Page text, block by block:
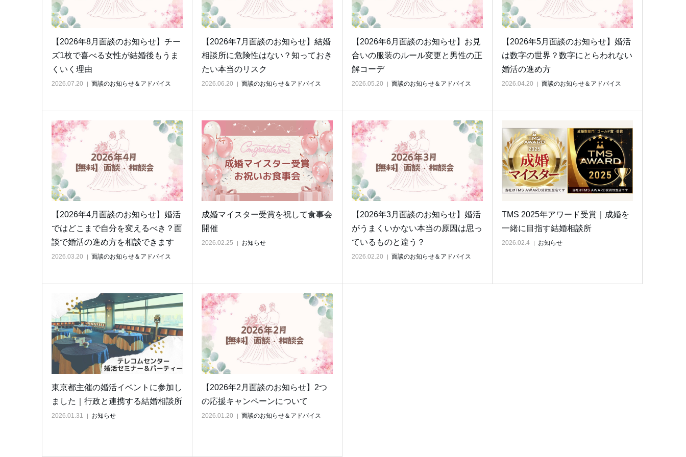
【2026年8月面談のお知らせ】チー
ズ1枚で喜べる女性が結婚後もうま
くいく理由
2026.07.20 面談のお知らせ＆アドバイス
【2026年7月面談のお知らせ】結婚
相談所に危険性はない？知っておき
たい本当のリスク
2026.06.20 面談のお知らせ＆アドバイス
【2026年6月面談のお知らせ】お見
合いの服装のルール変更と男性の正
解コーデ
2026.05.20 面談のお知らせ＆アドバイス
【2026年5月面談のお知らせ】婚活
は数字の世界？数字にとらわれない
婚活の進め方
2026.04.20 面談のお知らせ＆アドバイス
【2026年4月面談のお知らせ】婚活
ではどこまで自分を変えるべき？面
談で婚活の進め方を相談できます
2026.03.20 面談のお知らせ＆アドバイス
成婚マイスター受賞を祝して食事会
開催
2026.02.25 お知らせ
【2026年3月面談のお知らせ】婚活
がうまくいかない本当の原因は思っ
ているものと違う？
2026.02.20 面談のお知らせ＆アドバイス
TMS 2025年アワード受賞｜成婚を
一緒に目指す結婚相談所
2026.02.4 お知らせ
東京都主催の婚活イベントに参加し
ました｜行政と連携する結婚相談所
2026.01.31 お知らせ
【2026年2月面談のお知らせ】2つ
の応援キャンペーンについて
2026.01.20 面談のお知らせ＆アドバイス